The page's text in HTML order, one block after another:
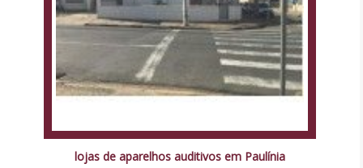
lojas de aparelhos auditivos em Paulínia